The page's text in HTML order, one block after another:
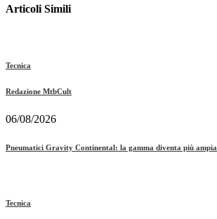
Articoli Simili
Tecnica
Redazione MtbCult
06/08/2026
Pneumatici Gravity Continental: la gamma diventa più ampia
Tecnica